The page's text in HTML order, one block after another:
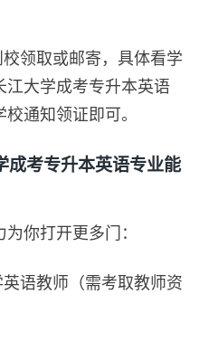
领取或邮寄，具体看学
江大学成考专升本英语
通知领证即可。
考专升本英语专业能
你打开更多门：
语教师（需考取教师资